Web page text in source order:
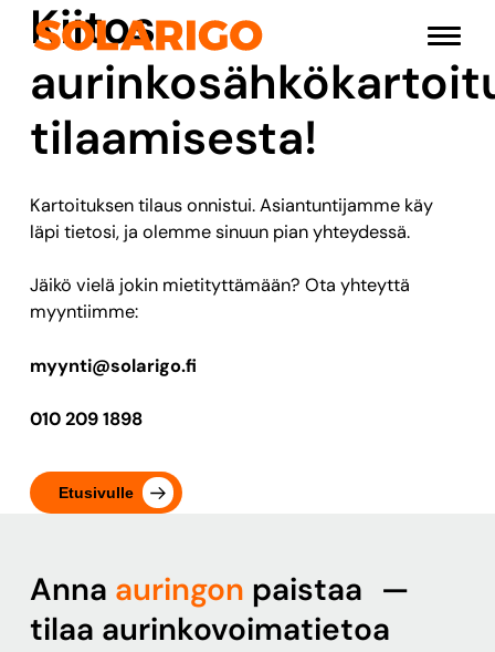
Siirry
sisältöön
Solarigo
Kiitos
tilaamisesta!
Kartoituksen tilaus onnistui. Asiantuntijamme käy
läpi tietosi, ja olemme sinuun pian yhteydessä.
Jäikö vielä jokin mietityttämään? Ota yhteyttä
myyntiimme:
myynti@solarigo.fi
010 209 1898
Etusivulle
Anna auringon paistaa —
tilaa aurinkovoimatietoa